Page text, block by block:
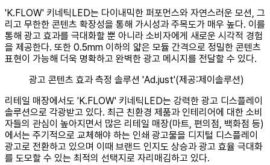
'K.FLOW' 키네틱LED는 다이내믹한 퍼포먼스와 자연스러운 모션, 그
리고 무한한 콘텐츠 확장성을 통해 가시성과 주목도가 매우 높다. 이를
통해 광고 효과를 극대화할 뿐 아니라 소비자에게 새로운 시각적 경험
을 제공한다. 또한 0.5mm 이하의 얇은 모듈 간격으로 정밀한 콘텐츠
표현이 가능해 더욱 명확하고 완벽한 광고 메시지를 전달할 수 있다.
광고 콘텐츠 효과 측정 솔루션 'Ad.just'(제공:제이솔루션)
리테일 매장에서도 'K.FLOW' 키네틱LED는 강력한 광고 디스플레이
솔루션으로 각광받고 있다. 최근 친환경 제품과 인테리어에 대한 소비
자들의 관심이 높아지면서 많은 리테일 매장(마트, 편의점, 백화점 등)
에서는 주기적으로 교체해야 하는 인쇄 광고물을 디지털 디스플레이
광고로 전환하고 있으며 이때 브랜드 인지도 상승과 광고 효율 극대화
를 도모할 수 있는 최적의 선택지로 자리매김하고 있다.